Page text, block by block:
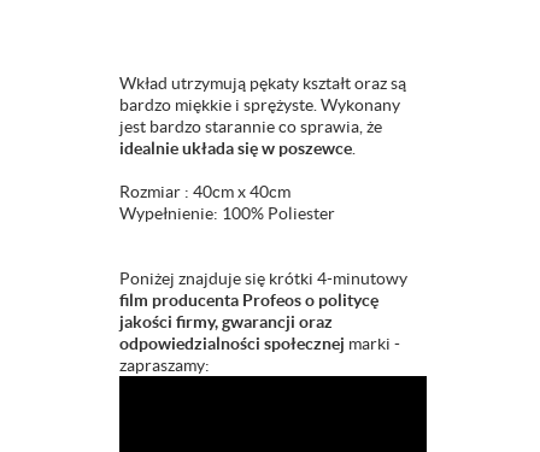
Wkład utrzymują pękaty kształt oraz są
bardzo miękkie i sprężyste. Wykonany
jest bardzo starannie co sprawia, że
idealnie układa się w poszewce
Rozmiar : 40cm x 40cm
Wypełnienie: 100% Poliester
Poniżej znajduje się krótki 4-minutowy
film producenta Profeos o politycę
jakości firmy, gwarancji oraz
odpowiedzialności społecznej marki -
zapraszamy: